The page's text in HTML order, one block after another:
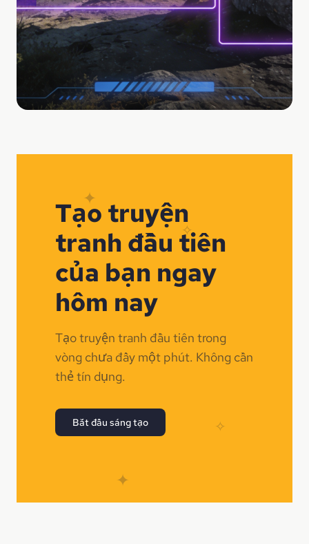
✦
✧
✦
✧
Tạo truyện
tranh đầu tiên
của bạn ngay
hôm nay
Tạo truyện tranh đầu tiên trong
vòng chưa đầy một phút. Không cần
thẻ tín dụng.
Bắt đầu sáng tạo